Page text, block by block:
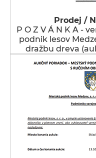
Prodej /
P O Z V Á N K A -
podnik lesov
dražbu dreva